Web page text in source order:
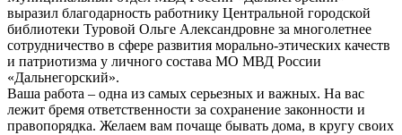
выразил благодарность работнику Центральной городской
библиотеки Туровой Ольге Александровне за многолетнее
сотрудничество в сфере развития морально-этических качеств
и патриотизма у личного состава МО МВД России
«Дальнегорский».
Ваша работа – одна из самых серьезных и важных. На вас
лежит бремя ответственности за сохранение законности и
правопорядка. Желаем вам почаще бывать дома, в кругу своих